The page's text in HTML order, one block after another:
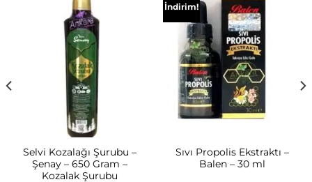
Selvi Kozalağı Şurubu –
Şenay – 650 Gram –
Kozalak Şurubu
İndirim!
Sıvı Propolis Ekstraktı –
Balen – 30 ml